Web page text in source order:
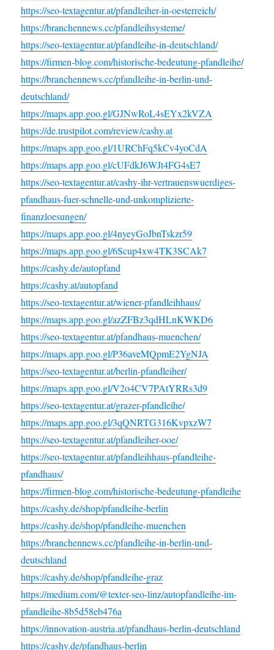
https://seo-textagentur.at/pfandleiher-in-oesterreich/
https://branchennews.cc/pfandleihsysteme/
https://seo-textagentur.at/pfandleihe-in-deutschland/
https://firmen-blog.com/historische-bedeutung-pfandleihe/
https://branchennews.cc/pfandleihe-in-berlin-und-
deutschland/
https://maps.app.goo.gl/GJNwRoL4sEYx2kVZA
https://de.trustpilot.com/review/cashy.at
https://maps.app.goo.gl/1URChFq5kCv4yoCdA
https://maps.app.goo.gl/cUFdkJ6WJt4FG4sE7
https://seo-textagentur.at/cashy-ihr-vertrauenswuerdiges-
pfandhaus-fuer-schnelle-und-unkomplizierte-
finanzloesungen/
https://maps.app.goo.gl/4nyeyGoJbnTskzr59
https://maps.app.goo.gl/6Scup4xw4TK3SCAk7
https://cashy.de/autopfand
https://cashy.at/autopfand
https://seo-textagentur.at/wiener-pfandleihhaus/
https://maps.app.goo.gl/azZFBz3qdHLnKWKD6
https://seo-textagentur.at/pfandhaus-muenchen/
https://maps.app.goo.gl/P36aveMQpmE2YgNJA
https://seo-textagentur.at/berlin-pfandleiher/
https://maps.app.goo.gl/V2o4CV7PAtYRRs3d9
https://seo-textagentur.at/grazer-pfandleihe/
https://maps.app.goo.gl/3qQNRTG316KvpxzW7
https://seo-textagentur.at/pfandleiher-ooe/
https://seo-textagentur.at/pfandleihhaus-pfandleihe-
pfandhaus/
https://firmen-blog.com/historische-bedeutung-pfandleihe
https://cashy.de/shop/pfandleihe-berlin
https://cashy.de/shop/pfandleihe-muenchen
https://branchennews.cc/pfandleihe-in-berlin-und-
deutschland
https://cashy.de/shop/pfandleihe-graz
https://medium.com/@texter-seo-linz/autopfandleihe-im-
pfandleihe-8b5d58eb476a
https://innovation-austria.at/pfandhaus-berlin-deutschland
https://cashy.de/pfandhaus-berlin